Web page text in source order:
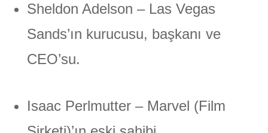
Sheldon Adelson – Las Vegas
Sands’ın kurucusu, başkanı ve
CEO’su.
Isaac Perlmutter – Marvel (Film